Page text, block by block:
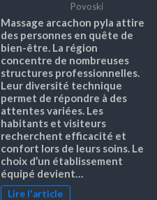
Povoski
Massage arcachon pyla attire
des personnes en quête de
bien-être. La région
concentre de nombreuses
structures professionnelles.
Leur diversité technique
permet de répondre à des
attentes variées. Les
habitants et visiteurs
recherchent efficacité et
confort lors de leurs soins. Le
choix d’un établissement
équipé devient…
Lire l'article